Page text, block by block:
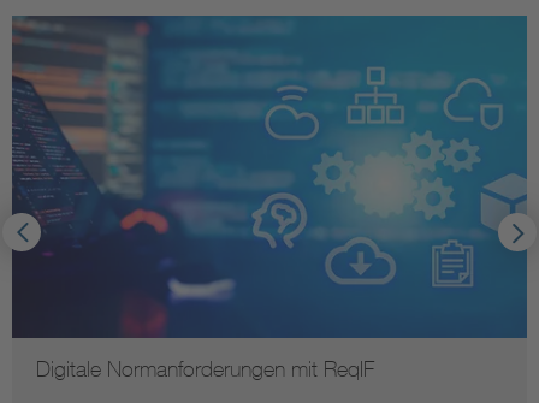
Digitale Normanforderungen mit ReqIF